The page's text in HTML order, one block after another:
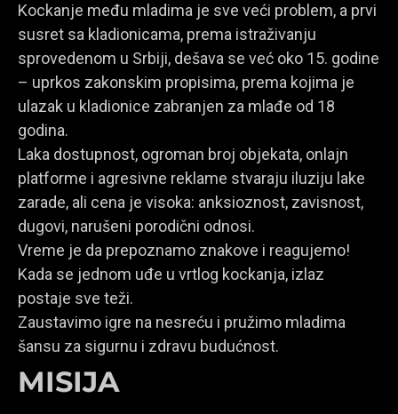
Kockanje među mladima je sve veći problem, a prvi
susret sa kladionicama, prema istraživanju
sprovedenom u Srbiji, dešava se već oko 15. godine
– uprkos zakonskim propisima, prema kojima je
ulazak u kladionice zabranjen za mlađe od 18
godina.
Laka dostupnost, ogroman broj objekata, onlajn
platforme i agresivne reklame stvaraju iluziju lake
zarade, ali cena je visoka: anksioznost, zavisnost,
dugovi, narušeni porodični odnosi.
Vreme je da prepoznamo znakove i reagujemo!
Kada se jednom uđe u vrtlog kockanja, izlaz
postaje sve teži.
Zaustavimo igre na nesreću i pružimo mladima
šansu za sigurnu i zdravu budućnost.
MISIJA